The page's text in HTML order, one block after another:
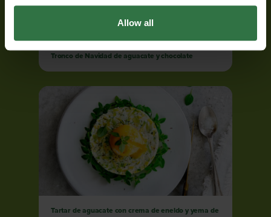
Allow all
Tronco de Navidad de aguacate y chocolate
Tartar de aguacate con crema de eneldo y yema de